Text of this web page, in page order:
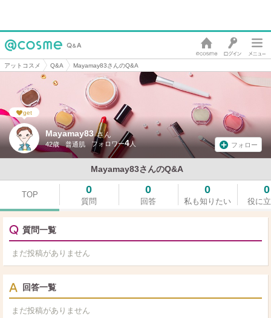
アットコスメ Q&A Mayamay83さんのQ&A
Mayamay83 さん
42歳 普通肌 4 フォロー
Mayamay83さんのQ&A
get
TOP 0
質問
0
回答
0
私も知りたい
0
役に
質問一覧
まだ投稿がありません
回答一覧
まだ投稿がありません